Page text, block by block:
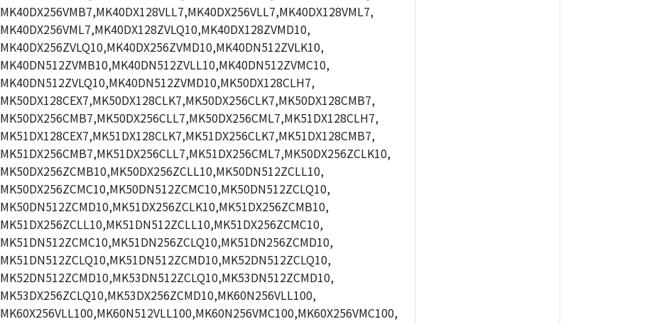
MK40DX256VMB7,MK40DX128VLL7,MK40DX256VLL7,MK40DX128VML7,
MK40DX256VML7,MK40DX128ZVLQ10,MK40DX128ZVMD10,
MK40DX256ZVLQ10,MK40DX256ZVMD10,MK40DN512ZVLK10,
MK40DN512ZVMB10,MK40DN512ZVLL10,MK40DN512ZVMC10,
MK40DN512ZVLQ10,MK40DN512ZVMD10,MK50DX128CLH7,
MK50DX128CEX7,MK50DX128CLK7,MK50DX256CLK7,MK50DX128CMB7,
MK50DX256CMB7,MK50DX256CLL7,MK50DX256CML7,MK51DX128CLH7,
MK51DX128CEX7,MK51DX128CLK7,MK51DX256CLK7,MK51DX128CMB7,
MK51DX256CMB7,MK51DX256CLL7,MK51DX256CML7,MK50DX256ZCLK10,
MK50DX256ZCMB10,MK50DX256ZCLL10,MK50DN512ZCLL10,
MK50DX256ZCMC10,MK50DN512ZCMC10,MK50DN512ZCLQ10,
MK50DN512ZCMD10,MK51DX256ZCLK10,MK51DX256ZCMB10,
MK51DX256ZCLL10,MK51DN512ZCLL10,MK51DX256ZCMC10,
MK51DN512ZCMC10,MK51DN256ZCLQ10,MK51DN256ZCMD10,
MK51DN512ZCLQ10,MK51DN512ZCMD10,MK52DN512ZCLQ10,
MK52DN512ZCMD10,MK53DN512ZCLQ10,MK53DN512ZCMD10,
MK53DX256ZCLQ10,MK53DX256ZCMD10,MK60N256VLL100,
MK60X256VLL100,MK60N512VLL100,MK60N256VMC100,MK60X256VMC100,